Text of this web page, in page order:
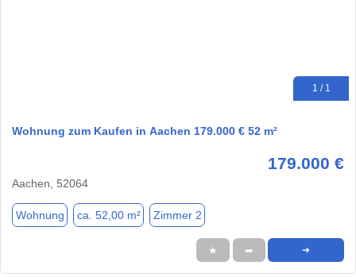
1 / 1
Wohnung zum Kaufen in Aachen 179.000 € 52 m²
179.000 €
Aachen, 52064
Wohnung ca. 52,00 m² Zimmer 2
★ ➦ ➜